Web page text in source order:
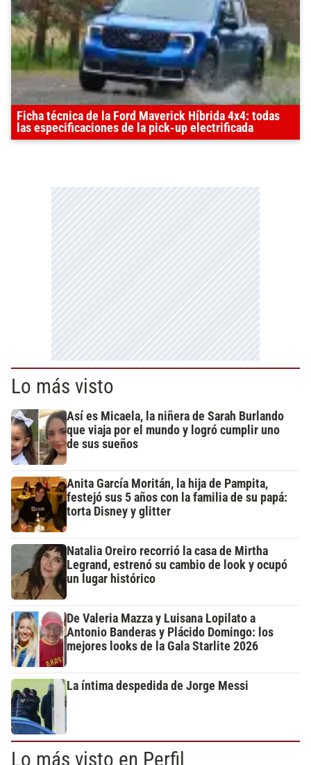
Ficha técnica de la Ford Maverick Híbrida 4x4: todas
las especificaciones de la pick-up electrificada
Lo más visto
Así es Micaela, la niñera de Sarah Burlando
que viaja por el mundo y logró cumplir uno
de sus sueños
Anita García Moritán, la hija de Pampita,
festejó sus 5 años con la familia de su papá:
torta Disney y glitter
Natalia Oreiro recorrió la casa de Mirtha
Legrand, estrenó su cambio de look y ocupó
un lugar histórico
De Valeria Mazza y Luisana Lopilato a
Antonio Banderas y Plácido Domingo: los
mejores looks de la Gala Starlite 2026
La íntima despedida de Jorge Messi
Lo más visto en Perfil